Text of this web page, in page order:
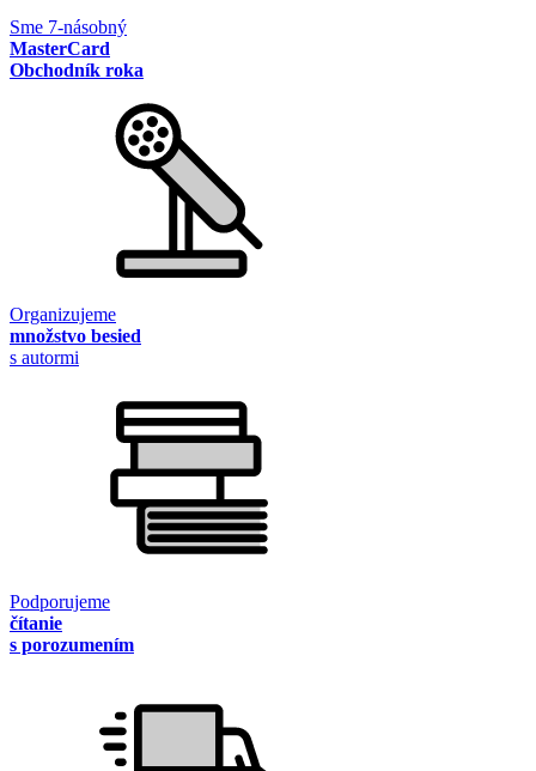
Sme 7-násobný
MasterCard
Obchodník roka
Organizujeme
množstvo besied
s autormi
Podporujeme
čítanie
s porozumením